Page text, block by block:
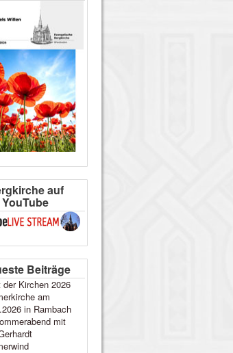
auf
YouTube
Beiträge
der Kirchen 2026
am
in Rambach
mit